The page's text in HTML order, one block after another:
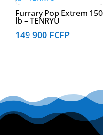
Furrary Pop Extrem 150
lb – TENRYU
149 900 FCFP